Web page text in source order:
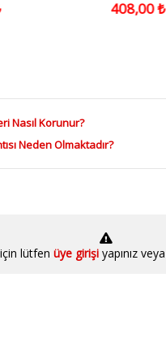
408,00 ₺
Nasıl Korunur?
Neden Olmaktadır?
lütfen üye girişi yapınız veya